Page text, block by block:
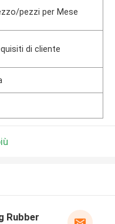
pezzi per Mese
di cliente
Rubber